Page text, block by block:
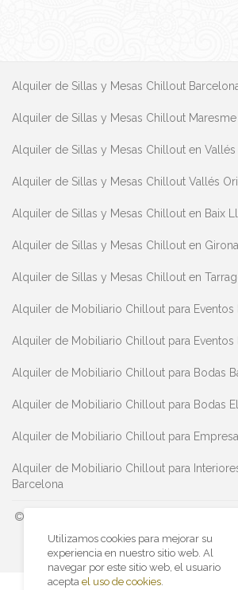
Alquiler de Sillas y Mesas Chillout
Alquiler de Sillas y Mesas Chillout Maresme
Alquiler de Sillas y Mesas Chillout en Vallés
Alquiler de Sillas y Mesas Chillout Vallés
Alquiler de Sillas y Mesas Chillout en Baix
Alquiler de Sillas y Mesas Chillout en Girona
Alquiler de Sillas y Mesas Chillout en
Alquiler de Mobiliario Chillout para Eventos
Alquiler de Mobiliario Chillout para Eventos
Alquiler de Mobiliario Chillout para Bodas
Alquiler de Mobiliario Chillout para Bodas
Alquiler de Mobiliario Chillout para
Alquiler de Mobiliario Chillout para
Barcelona
© 2019 ABK Equipamientos. Todos los
2014 ABK Equipamientos. Todos los
Utilizamos cookies para mejorar su
experiencia en nuestro sitio web. Al
navegar por este sitio web, el usuario
acepta el uso de cookies.